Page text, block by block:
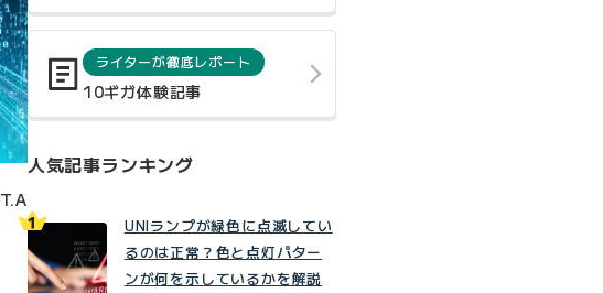
T.A
ライターが徹底レポート
10ギガ体験記事
人気記事ランキング
UNIランプが緑色に点滅してい
るのは正常？色と点灯パター
ンが何を示しているかを解説